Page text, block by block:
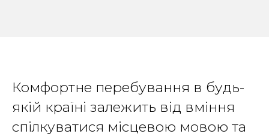
Комфортне перебування в будь-
якій країні залежить від вміння
спілкуватися місцевою мовою та